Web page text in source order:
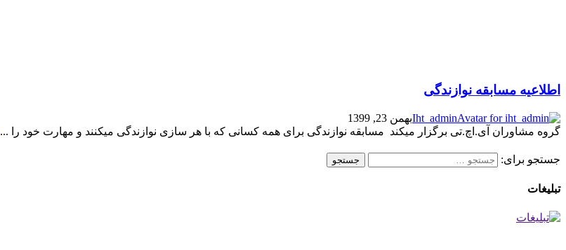
اطلاعیه مسابقه نوازندگی
Iht_adminبهمن 23, 1399
گروه مشاوران آی.اچ.تی برگزار میکند مسابقه نوازندگی برای همه کسانی که با هر سازی نوازندگی میکنند و مهارت خود را ...
جستجو برای:
تبلیغات